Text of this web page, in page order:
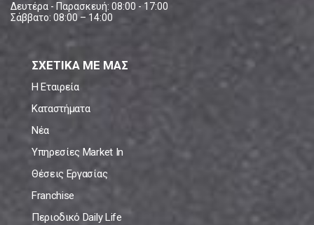
Δευτέρα - Παρασκευή: 08:00 - 17:00
Σάββατο: 08:00 – 14:00
ΣΧΕΤΙΚΑ ΜΕ ΜΑΣ
Η Εταιρεία
Καταστήματα
Νέα
Υπηρεσίες Market In
Θέσεις Εργασίας
Franchise
Περιοδικό Daily Life